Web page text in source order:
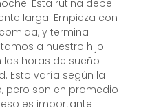
Esta rutina debe
larga. Empieza con
y termina
a nuestro hijo.
horas de sueño
Esto varía según la
pero son en promedio
eso es importante